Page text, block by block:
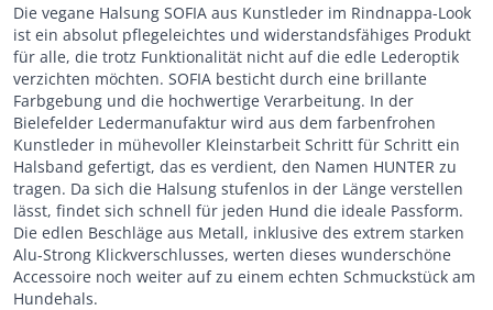
Die vegane Halsung SOFIA aus Kunstleder im Rindnappa-Look
ist ein absolut pflegeleichtes und widerstandsfähiges Produkt
für alle, die trotz Funktionalität nicht auf die edle Lederoptik
verzichten möchten. SOFIA besticht durch eine brillante
Farbgebung und die hochwertige Verarbeitung. In der
Bielefelder Ledermanufaktur wird aus dem farbenfrohen
Kunstleder in mühevoller Kleinstarbeit Schritt für Schritt ein
Halsband gefertigt, das es verdient, den Namen HUNTER zu
tragen. Da sich die Halsung stufenlos in der Länge verstellen
lässt, findet sich schnell für jeden Hund die ideale Passform.
Die edlen Beschläge aus Metall, inklusive des extrem starken
Alu-Strong Klickverschlusses, werten dieses wunderschöne
Accessoire noch weiter auf zu einem echten Schmuckstück am
Hundehals.